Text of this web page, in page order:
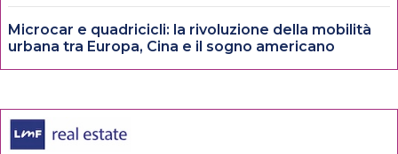
Microcar e quadricicli: la rivoluzione della mobilità
urbana tra Europa, Cina e il sogno americano